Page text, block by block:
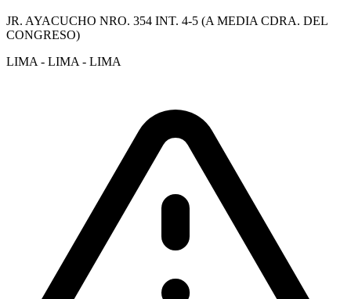
JR. AYACUCHO NRO. 354 INT. 4-5 (A MEDIA CDRA. DEL
CONGRESO)
LIMA - LIMA - LIMA